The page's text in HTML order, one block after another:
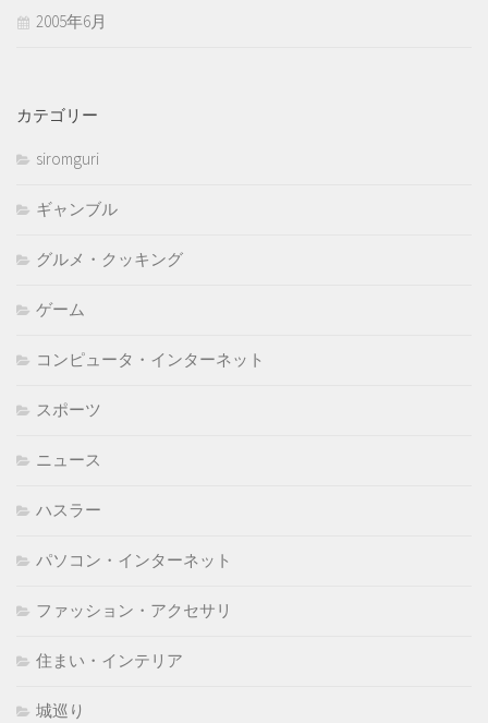
2005年6月
カテゴリー
siromguri
ギャンブル
グルメ・クッキング
ゲーム
コンピュータ・インターネット
スポーツ
ニュース
ハスラー
パソコン・インターネット
ファッション・アクセサリ
住まい・インテリア
城巡り